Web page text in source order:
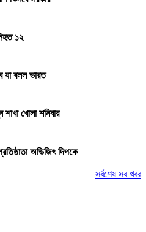
১২
যা বলল ভারত
শাখা খোলা শনিবার
অভিজিৎ দিপকে
সর্বশেষ সব খবর